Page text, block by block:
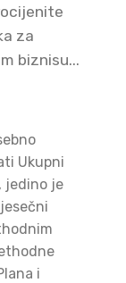
za
biznisu...
Ukupni
jedino je
i